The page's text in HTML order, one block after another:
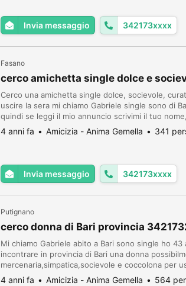
Invia messaggio 342173xxxx
Fasano
cerco amichetta single dolce e
Cerco una amichetta single dolce, socievole,
uscire la sera mi chiamo Gabriele single sono di
quindi se leggi il mio annuncio scrivimi il tuo
sposto a Fasano,Ostuni,Cisternino,Ceglie
4 anni fa Amicizia - Anima Gemella 341
Invia messaggio 342173xxxx
Putignano
cerco donna di Bari provincia
Mi chiamo Gabriele abito a Bari sono single ho
incontrare in provincia di Bari una donna
mercenaria,simpatica,socievole e coccolona per
scrivimi tramite whatsapp3421732095
4 anni fa Amicizia - Anima Gemella 564